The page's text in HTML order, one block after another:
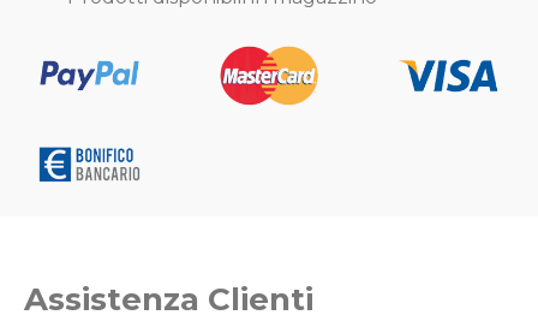
Assistenza Clienti